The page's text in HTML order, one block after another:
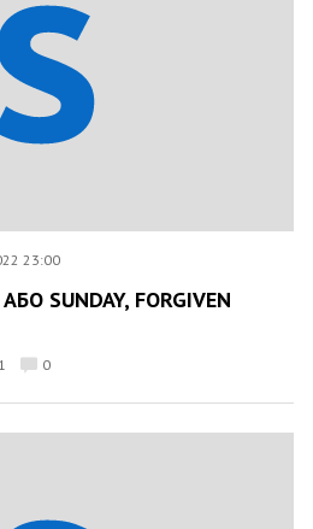
23:00
SUNDAY, FORGIVEN
1 0